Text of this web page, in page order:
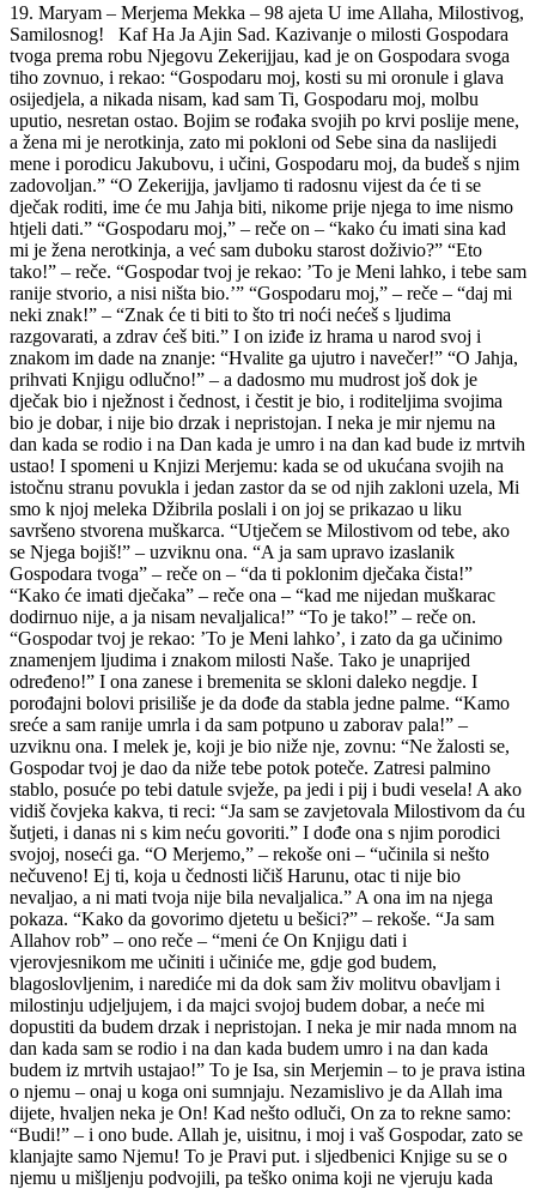
19. Maryam – Merjema Mekka – 98 ajeta U ime Allaha, Milostivog,
Samilosnog! Kaf Ha Ja Ajin Sad. Kazivanje o milosti Gospodara
tvoga prema robu Njegovu Zekerijjau, kad je on Gospodara svoga
tiho zovnuo, i rekao: “Gospodaru moj, kosti su mi oronule i glava
osijedjela, a nikada nisam, kad sam Ti, Gospodaru moj, molbu
uputio, nesretan ostao. Bojim se rođaka svojih po krvi poslije mene,
a žena mi je nerotkinja, zato mi pokloni od Sebe sina da naslijedi
mene i porodicu Jakubovu, i učini, Gospodaru moj, da budeš s njim
zadovoljan.” “O Zekerijja, javljamo ti radosnu vijest da će ti se
dječak roditi, ime će mu Jahja biti, nikome prije njega to ime nismo
htjeli dati.” “Gospodaru moj,” – reče on – “kako ću imati sina kad
mi je žena nerotkinja, a već sam duboku starost doživio?” “Eto
tako!” – reče. “Gospodar tvoj je rekao: ’To je Meni lahko, i tebe sam
ranije stvorio, a nisi ništa bio.’” “Gospodaru moj,” – reče – “daj mi
neki znak!” – “Znak će ti biti to što tri noći nećeš s ljudima
razgovarati, a zdrav ćeš biti.” I on iziđe iz hrama u narod svoj i
znakom im dade na znanje: “Hvalite ga ujutro i navečer!” “O Jahja,
prihvati Knjigu odlučno!” – a dadosmo mu mudrost još dok je
dječak bio i nježnost i čednost, i čestit je bio, i roditeljima svojima
bio je dobar, i nije bio drzak i nepristojan. I neka je mir njemu na
dan kada se rodio i na Dan kada je umro i na dan kad bude iz mrtvih
ustao! I spomeni u Knjizi Merjemu: kada se od ukućana svojih na
istočnu stranu povukla i jedan zastor da se od njih zakloni uzela, Mi
smo k njoj meleka Džibrila poslali i on joj se prikazao u liku
savršeno stvorena muškarca. “Utječem se Milostivom od tebe, ako
se Njega bojiš!” – uzviknu ona. “A ja sam upravo izaslanik
Gospodara tvoga” – reče on – “da ti poklonim dječaka čista!”
“Kako će imati dječaka” – reče ona – “kad me nijedan muškarac
dodirnuo nije, a ja nisam nevaljalica!” “To je tako!” – reče on.
“Gospodar tvoj je rekao: ’To je Meni lahko’, i zato da ga učinimo
znamenjem ljudima i znakom milosti Naše. Tako je unaprijed
određeno!” I ona zanese i bremenita se skloni daleko negdje. I
porođajni bolovi prisiliše je da dođe da stabla jedne palme. “Kamo
sreće a sam ranije umrla i da sam potpuno u zaborav pala!” –
uzviknu ona. I melek je, koji je bio niže nje, zovnu: “Ne žalosti se,
Gospodar tvoj je dao da niže tebe potok poteče. Zatresi palmino
stablo, posuće po tebi datule svježe, pa jedi i pij i budi vesela! A ako
vidiš čovjeka kakva, ti reci: “Ja sam se zavjetovala Milostivom da ću
šutjeti, i danas ni s kim neću govoriti.” I dođe ona s njim porodici
svojoj, noseći ga. “O Merjemo,” – rekoše oni – “učinila si nešto
nečuveno! Ej ti, koja u čednosti ličiš Harunu, otac ti nije bio
nevaljao, a ni mati tvoja nije bila nevaljalica.” A ona im na njega
pokaza. “Kako da govorimo djetetu u bešici?” – rekoše. “Ja sam
Allahov rob” – ono reče – “meni će On Knjigu dati i
vjerovjesnikom me učiniti i učiniće me, gdje god budem,
blagoslovljenim, i narediće mi da dok sam živ molitvu obavljam i
milostinju udjeljujem, i da majci svojoj budem dobar, a neće mi
dopustiti da budem drzak i nepristojan. I neka je mir nada mnom na
dan kada sam se rodio i na dan kada budem umro i na dan kada
budem iz mrtvih ustajao!” To je Isa, sin Merjemin – to je prava istina
o njemu – onaj u koga oni sumnjaju. Nezamislivo je da Allah ima
dijete, hvaljen neka je On! Kad nešto odluči, On za to rekne samo:
“Budi!” – i ono bude. Allah je, uisitnu, i moj i vaš Gospodar, zato se
klanjajte samo Njemu! To je Pravi put. i sljedbenici Knjige su se o
njemu u mišljenju podvojili, pa teško onima koji ne vjeruju kada